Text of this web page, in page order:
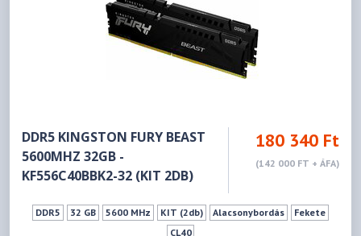
DDR5 KINGSTON FURY BEAST
5600MHZ 32GB -
KF556C40BBK2-32 (KIT 2DB)
180 340 Ft
(142 000 FT + ÁFA)
DDR5 32 GB 5600 MHz KIT (2db) Alacsonybordás
Fekete
CL40